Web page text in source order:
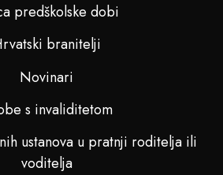
predškolske dobi
branitelji
Novinari
s invaliditetom
ustanova u pratnji roditelja ili
voditelja